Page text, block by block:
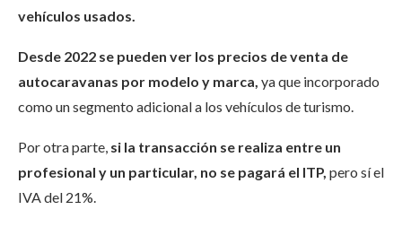
vehículos usados.
Desde 2022 se pueden ver los precios de venta de
autocaravanas por modelo y marca, ya que incorporado
como un segmento adicional a los vehículos de turismo.
Por otra parte, si la transacción se realiza entre un
profesional y un particular, no se pagará el ITP, pero sí el
IVA del 21%.